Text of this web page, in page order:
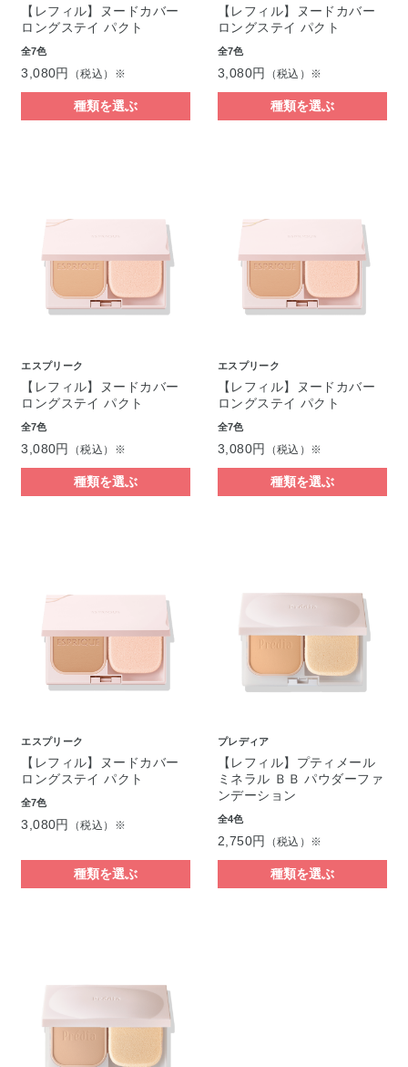
【レフィル】ヌードカバー
ロングステイ パクト
全7色
3,080円 （税込）※
種類を選ぶ
【レフィル】ヌードカバー
ロングステイ パクト
全7色
3,080円 （税込）※
種類を選ぶ
エスプリーク
【レフィル】ヌードカバー
ロングステイ パクト
全7色
3,080円 （税込）※
種類を選ぶ
エスプリーク
【レフィル】ヌードカバー
ロングステイ パクト
全7色
3,080円 （税込）※
種類を選ぶ
エスプリーク
【レフィル】ヌードカバー
ロングステイ パクト
全7色
3,080円 （税込）※
種類を選ぶ
プレディア
【レフィル】プティメール
ミネラル ＢＢ パウダーファ
ンデーション
全4色
2,750円 （税込）※
種類を選ぶ